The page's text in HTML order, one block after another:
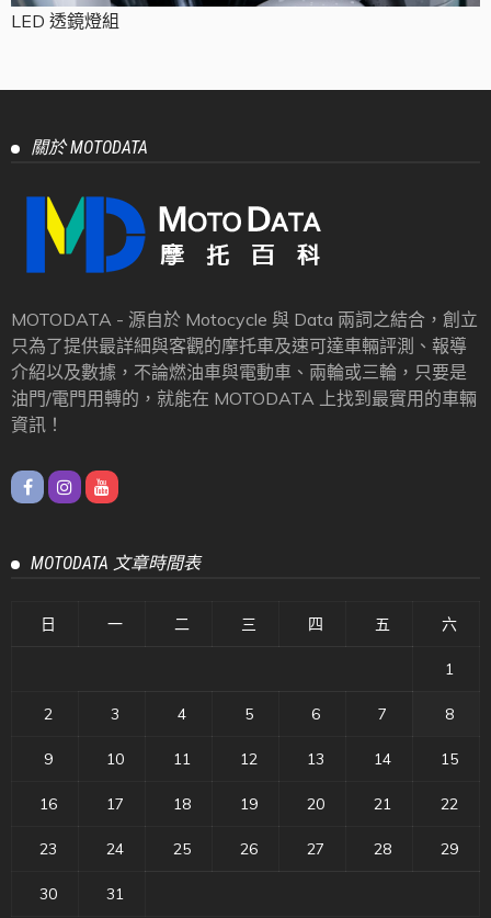
LED 透鏡燈組
關於 MOTODATA
MOTODATA - 源自於 Motocycle 與 Data 兩詞之結合，創立
只為了提供最詳細與客觀的摩托車及速可達車輛評測、報導
介紹以及數據，不論燃油車與電動車、兩輪或三輪，只要是
油門/電門用轉的，就能在 MOTODATA 上找到最實用的車輛
資訊！
MOTODATA 文章時間表
日 一 二 三 四 五 六
1
2 3 4 5 6 7 8
9 10 11 12 13 14 15
16 17 18 19 20 21 22
23 24 25 26 27 28 29
30 31